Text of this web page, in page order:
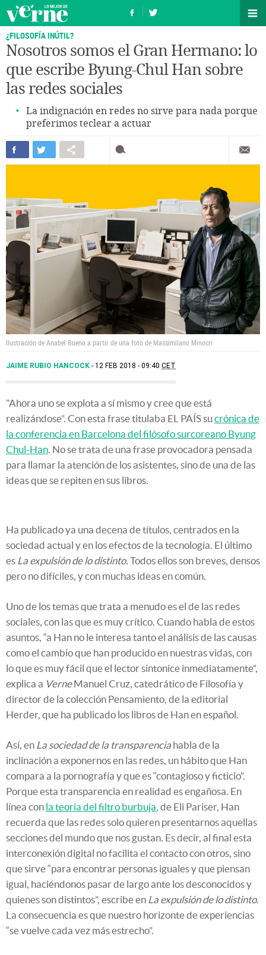
¿FILOSOFÍA INÚTIL?
Nosotros somos el Gran Hermano: lo
que escribe Byung-Chul Han sobre
las redes sociales
La indignación en redes no sirve para nada porque
preferimos teclear a actuar
Ilustración de Anabel Bueno a partir de una foto de Massimilano Minocri
JAIME RUBIO HANCOCK 12 FEB 2018 - 09:40 CET
"Ahora uno se explota a sí mismo y cree que está
realizándose”. Con esta frase titulaba EL PAÍS sucrónica de
la conferencia en Barcelona del filósofo surcoreano Byung
Chul-Han. No se trata de una frase provocadora pensada
para llamar la atención de los asistentes, sino de una de las
ideas que se repiten en sus libros.
Ha publicado ya una decena de títulos, centrados en la
sociedad actual y en los efectos de la tecnología. El último
es La expulsión de lo distinto. Todos ellos son breves, densos
pero no difíciles, y con muchas ideas en común.
Uno de los temas que trata a menudo es el de las redes
sociales, con las que es muy crítico. Cuando habla de estos
asuntos, “a Han no le interesa tanto el análisis de las causas
como el cambio que han producido en nuestras vidas, con
lo que es muy fácil que el lector sintonice inmediatamente”,
explica a VerneManuel Cruz, catedrático de Filosofía y
director de la colección Pensamiento, de la editorial
Herder, que ha publicado los libros de Han en español.
Así, en La sociedad de la transparencia habla de la
inclinación a exponernos en las redes, un hábito que Han
compara a la pornografía y que es “contagioso y ficticio”.
Porque esta transparencia en realidad es engañosa. En
línea con la teoría del filtro burbuja, de Eli Pariser, Han
recuerda que las redes solo quieren presentarnos aquellas
secciones del mundo que nos gustan. Es decir, al final esta
interconexión digital no facilita el contacto con otros, sino
que sirve “para encontrar personas iguales y que piensan
igual, haciéndonos pasar de largo ante los desconocidos y
quienes son distintos”, escribe en La expulsión de lo distinto.
La consecuencia es que nuestro horizonte de experiencias
“se vuelve cada vez más estrecho”.